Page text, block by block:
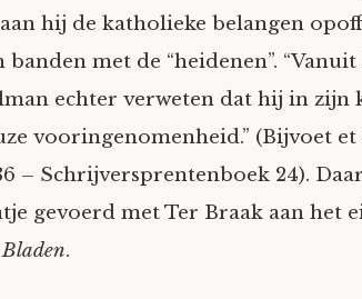
hij de katholieke belangen
met de “heidenen”.
echter verweten dat hij in
vooringe­nomen­heid.” (Bijvoet
– Schrijversprentenboek 24).
gevoerd met Ter Braak aan het
.